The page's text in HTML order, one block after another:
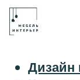
Дизайн